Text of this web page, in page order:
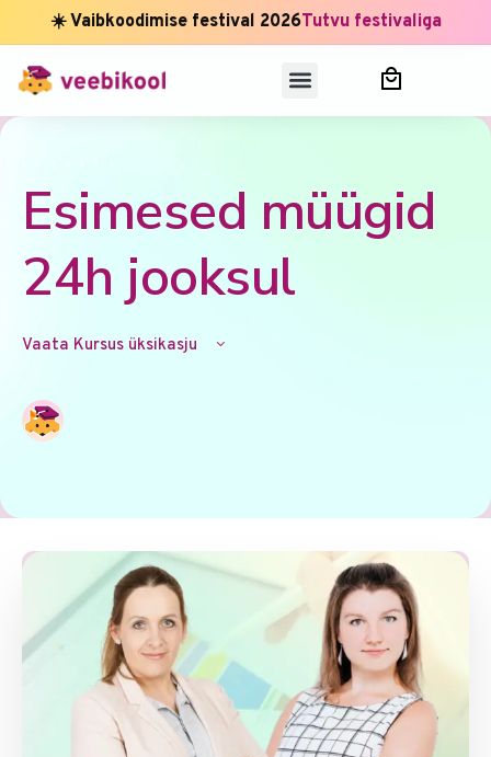
☀️ Vaibkoodimise festival 2026Tutvu festivaliga
, ,
Esimesed müügid
24h jooksul
Vaata Kursus üksikasju